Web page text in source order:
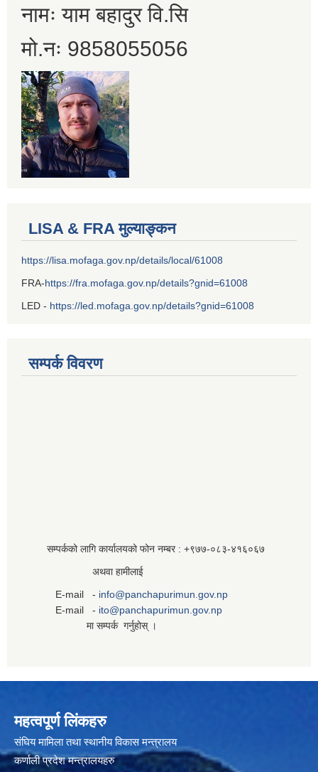
नामः याम बहादुर वि.सि
मो.नः 9858055056
LISA & FRA मुल्याङ्कन
https://lisa.mofaga.gov.np/details/local/61008
FRA-https://fra.mofaga.gov.np/details?gnid=61008
LED - https://led.mofaga.gov.np/details?gnid=61008
सम्पर्क विवरण
सम्पर्कको लागि कार्यालयको फोन नम्बर : +९७७-०८३‍-४१६०६७
अथवा हामीलाई
E-mail - info@panchapurimun.gov.np
E-mail - ito@panchapurimun.gov.np
मा सम्पर्क गर्नुहोस् ।
महत्वपूर्ण लिंकहरु
संघिय मामिला तथा स्थानीय विकास मन्त्रालय
कर्णाली प्रदेश मन्त्रालयहरु